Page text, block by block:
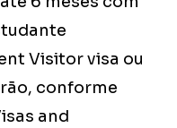
Visitor visa ou
conforme
and